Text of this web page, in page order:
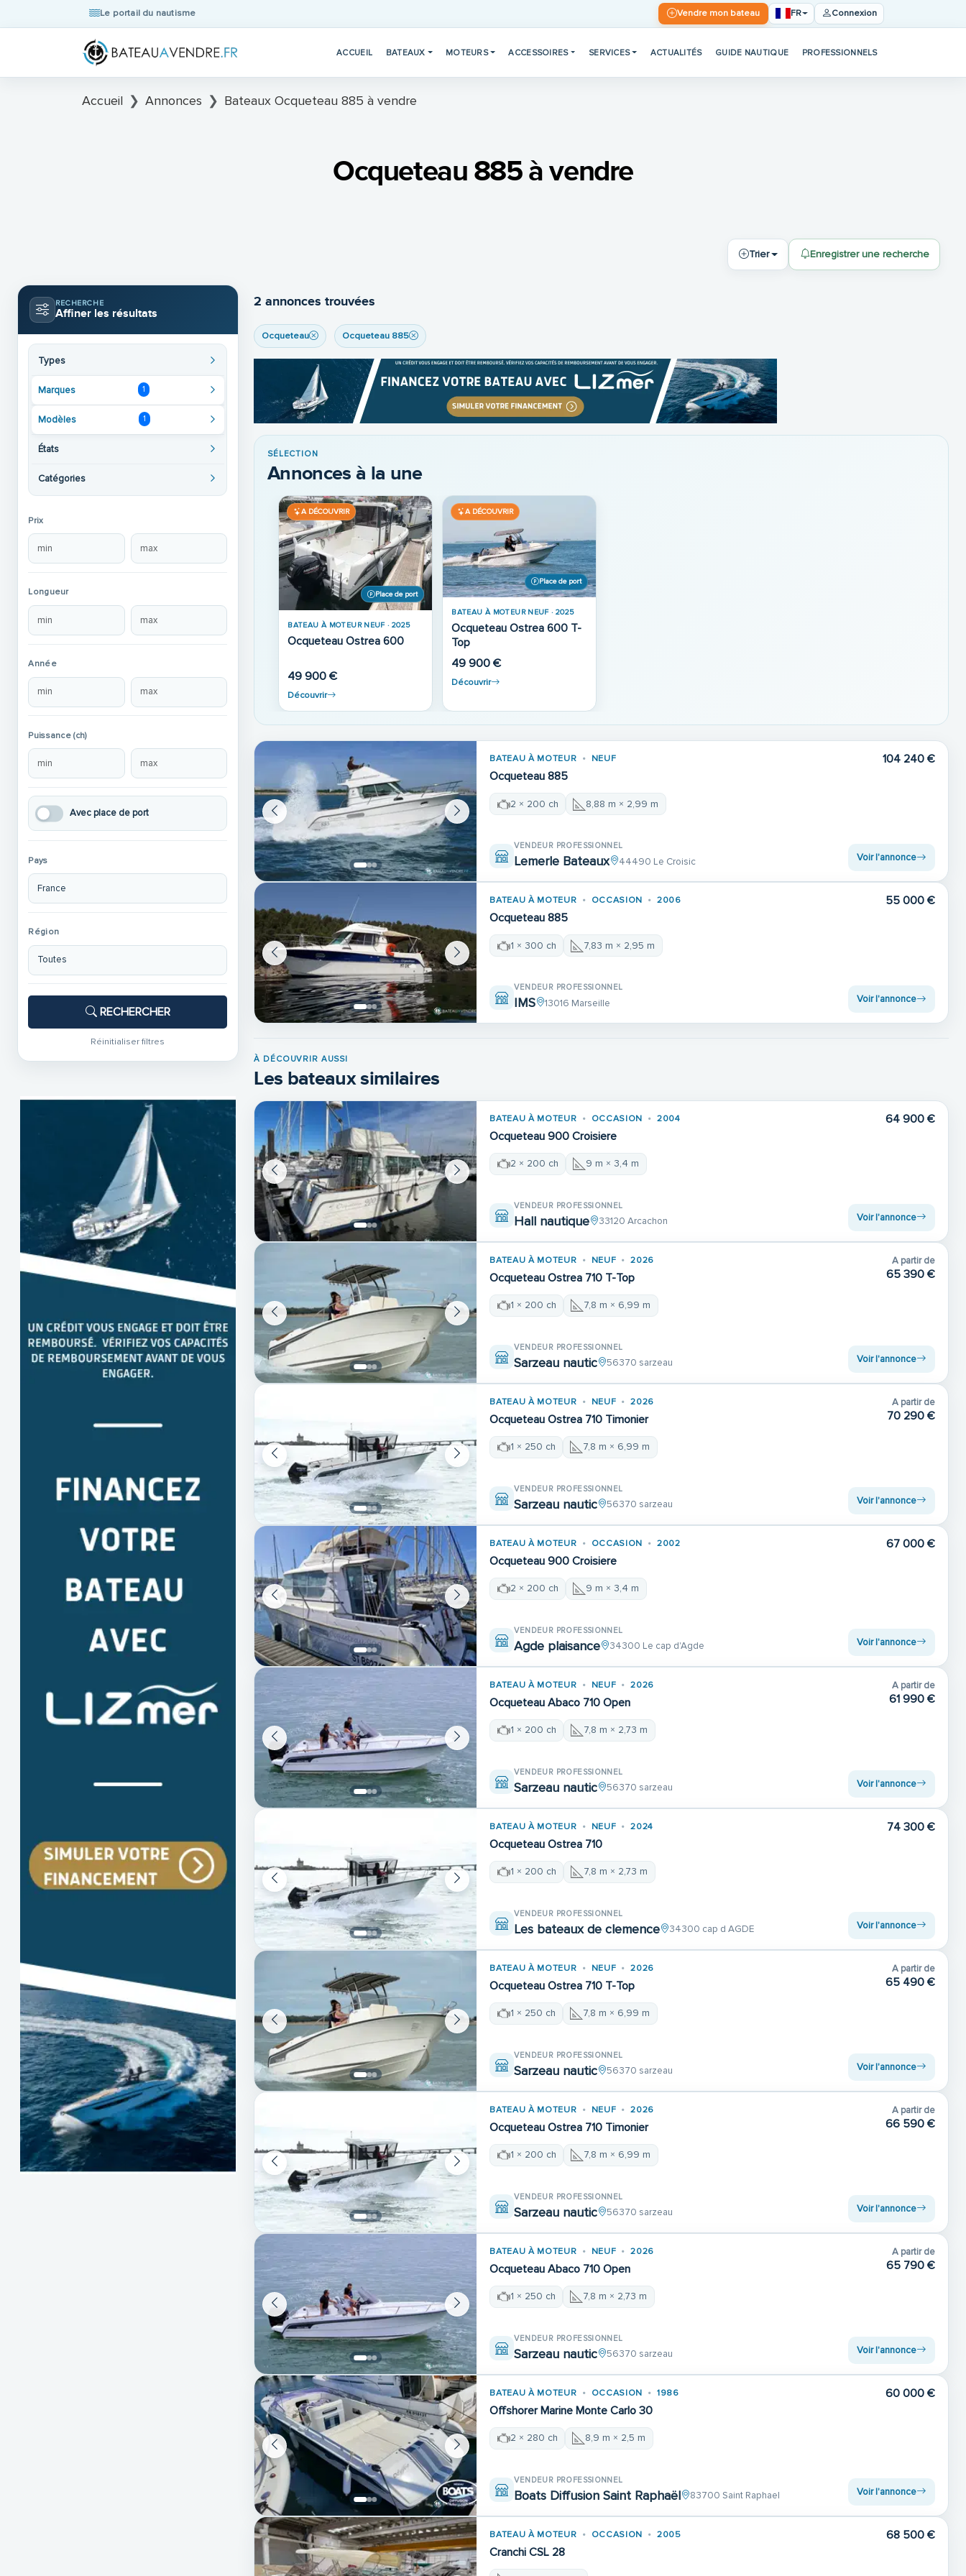
Le portail du nautisme Vendre mon bateau FR Connexion
ACCUEIL BATEAUX MOTEURS ACCESSOIRES SERVICES ACTUALITÉS GUIDE NAUTIQUE PROFESSIONNELS
Accueil Annonces Bateaux Ocqueteau 885 à vendre
Ocqueteau 885 à vendre
Trier Enregistrer une recherche
RECHERCHE
Affiner les résultats
Types
Marques 1
Modèles 1
États
Catégories
Prix
Longueur
Année
Puissance (ch)
Avec place de port
Pays
Région
RECHERCHER
Réinitialiser filtres
2 annonces trouvées
Ocqueteau Ocqueteau 885
SÉLECTION
Annonces à la une
A DÉCOUVRIR
Place de port
BATEAU À MOTEUR NEUF · 2025
Ocqueteau Ostrea 600
49 900 €
Découvrir
A DÉCOUVRIR
Place de port
BATEAU À MOTEUR NEUF · 2025
Ocqueteau Ostrea 600 T-
Top
49 900 €
Découvrir
BATEAU À MOTEUR NEUF
Ocqueteau 885
104 240 €
2 × 200 ch 8,88 m × 2,99 m
VENDEUR PROFESSIONNEL
Lemerle Bateaux 44490 Le Croisic Voir l'annonce
BATEAU À MOTEUR OCCASION 2006
Ocqueteau 885
55 000 €
1 × 300 ch 7,83 m × 2,95 m
VENDEUR PROFESSIONNEL
IMS 13016 Marseille Voir l'annonce
À DÉCOUVRIR AUSSI
Les bateaux similaires
BATEAU À MOTEUR OCCASION 2004
Ocqueteau 900 Croisiere
64 900 €
2 × 200 ch 9 m × 3,4 m
VENDEUR PROFESSIONNEL
Hall nautique 33120 Arcachon Voir l'annonce
BATEAU À MOTEUR NEUF 2026
Ocqueteau Ostrea 710 T-Top
A partir de
65 390 €
1 × 200 ch 7,8 m × 6,99 m
VENDEUR PROFESSIONNEL
Sarzeau nautic 56370 sarzeau Voir l'annonce
BATEAU À MOTEUR NEUF 2026
Ocqueteau Ostrea 710 Timonier
A partir de
70 290 €
1 × 250 ch 7,8 m × 6,99 m
VENDEUR PROFESSIONNEL
Sarzeau nautic 56370 sarzeau Voir l'annonce
BATEAU À MOTEUR OCCASION 2002
Ocqueteau 900 Croisiere
67 000 €
2 × 200 ch 9 m × 3,4 m
VENDEUR PROFESSIONNEL
Agde plaisance 34300 Le cap d'Agde Voir l'annonce
BATEAU À MOTEUR NEUF 2026
Ocqueteau Abaco 710 Open
A partir de
61 990 €
1 × 200 ch 7,8 m × 2,73 m
VENDEUR PROFESSIONNEL
Sarzeau nautic 56370 sarzeau Voir l'annonce
BATEAU À MOTEUR NEUF 2024
Ocqueteau Ostrea 710
74 300 €
1 × 200 ch 7,8 m × 2,73 m
VENDEUR PROFESSIONNEL
Les bateaux de clemence 34300 cap d AGDE Voir l'annonce
BATEAU À MOTEUR NEUF 2026
Ocqueteau Ostrea 710 T-Top
A partir de
65 490 €
1 × 250 ch 7,8 m × 6,99 m
VENDEUR PROFESSIONNEL
Sarzeau nautic 56370 sarzeau Voir l'annonce
BATEAU À MOTEUR NEUF 2026
Ocqueteau Ostrea 710 Timonier
A partir de
66 590 €
1 × 200 ch 7,8 m × 6,99 m
VENDEUR PROFESSIONNEL
Sarzeau nautic 56370 sarzeau Voir l'annonce
BATEAU À MOTEUR NEUF 2026
Ocqueteau Abaco 710 Open
A partir de
65 790 €
1 × 250 ch 7,8 m × 2,73 m
VENDEUR PROFESSIONNEL
Sarzeau nautic 56370 sarzeau Voir l'annonce
BATEAU À MOTEUR OCCASION 1986
Offshorer Marine Monte Carlo 30
60 000 €
2 × 280 ch 8,9 m × 2,5 m
VENDEUR PROFESSIONNEL
Boats Diffusion Saint Raphaël 83700 Saint Raphael Voir l'annonce
BATEAU À MOTEUR OCCASION 2005
Cranchi CSL 28
68 500 €